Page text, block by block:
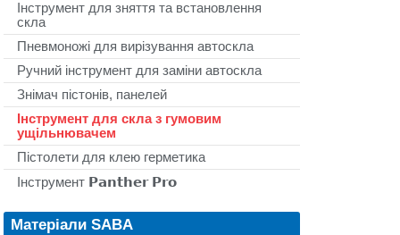
Інструмент для зняття та встановлення
скла
Пневмоножі для вирізування автоскла
Ручний інструмент для заміни автоскла
Знімач пістонів, панелей
Інструмент для скла з гумовим
ущільнювачем
Пістолети для клею герметика
Інструмент 𝗣𝗮𝗻𝘁𝗵𝗲𝗿 𝗣𝗿𝗼
Матеріали SABA